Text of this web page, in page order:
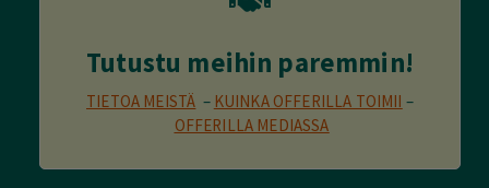
Tutustu meihin paremmin!
TIETOA MEISTÄ – KUINKA OFFERILLA TOIMII –
OFFERILLA MEDIASSA